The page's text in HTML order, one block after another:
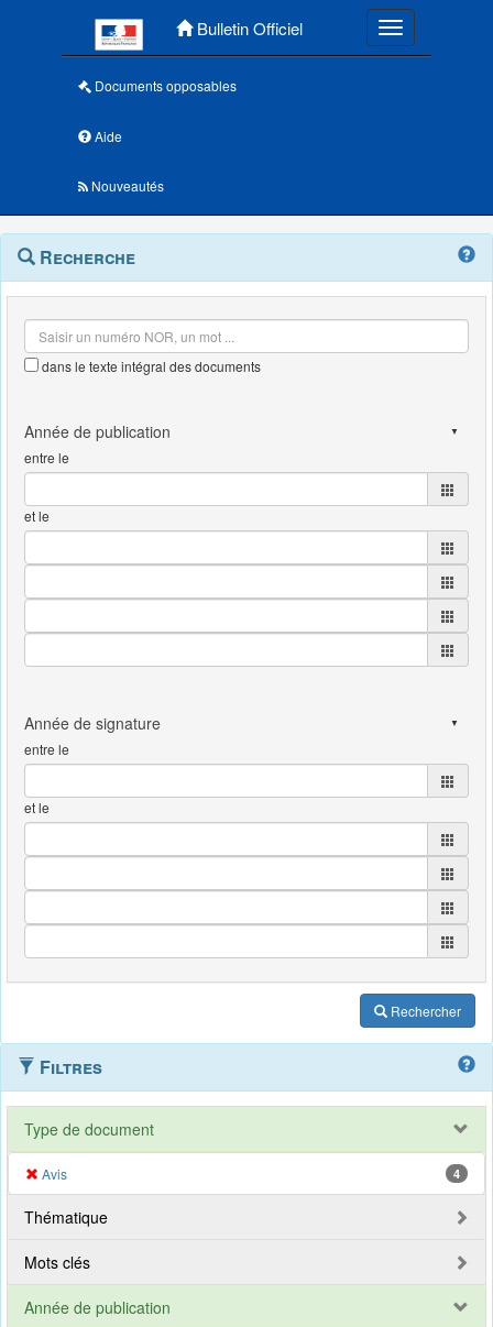
Bulletin Officiel Toggle
Documents opposables
Aide
Nouveautés
Navigation
outils
Menu
contextuel
Recherche
dans le texte intégral des documents
entre le
et le
entre le
et le
Rechercher
Filtres
Type de document
Avis 4
Thématique
Mots clés
Année de publication